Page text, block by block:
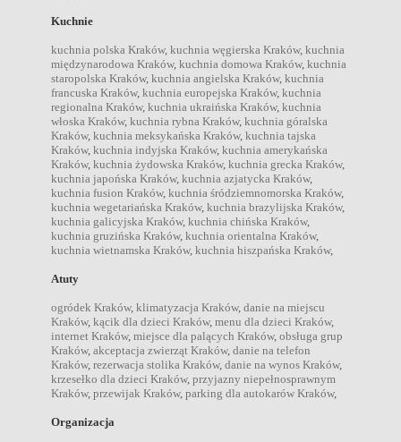
Kuchnie
kuchnia polska Kraków, kuchnia węgierska Kraków, kuchnia
międzynarodowa Kraków, kuchnia domowa Kraków, kuchnia
staropolska Kraków, kuchnia angielska Kraków, kuchnia
francuska Kraków, kuchnia europejska Kraków, kuchnia
regionalna Kraków, kuchnia ukraińska Kraków, kuchnia
włoska Kraków, kuchnia rybna Kraków, kuchnia góralska
Kraków, kuchnia meksykańska Kraków, kuchnia tajska
Kraków, kuchnia indyjska Kraków, kuchnia amerykańska
Kraków, kuchnia żydowska Kraków, kuchnia grecka Kraków,
kuchnia japońska Kraków, kuchnia azjatycka Kraków,
kuchnia fusion Kraków, kuchnia śródziemnomorska Kraków,
kuchnia wegetariańska Kraków, kuchnia brazylijska Kraków,
kuchnia galicyjska Kraków, kuchnia chińska Kraków,
kuchnia gruzińska Kraków, kuchnia orientalna Kraków,
kuchnia wietnamska Kraków, kuchnia hiszpańska Kraków,
Atuty
ogródek Kraków, klimatyzacja Kraków, danie na miejscu
Kraków, kącik dla dzieci Kraków, menu dla dzieci Kraków,
internet Kraków, miejsce dla palących Kraków, obsługa grup
Kraków, akceptacja zwierząt Kraków, danie na telefon
Kraków, rezerwacja stolika Kraków, danie na wynos Kraków,
krzesełko dla dzieci Kraków, przyjazny niepełnosprawnym
Kraków, przewijak Kraków, parking dla autokarów Kraków,
Organizacja